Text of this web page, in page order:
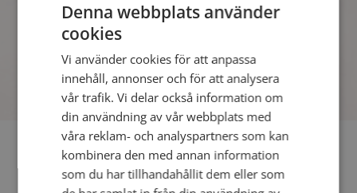
Mötesplatsen, sen kan du lära dig allt
Fler singlar
Fler singelkvinnor från Nyköping Ingela74 Girl86
Denna webbplats använder
cookies
Vi använder cookies för att anpassa
innehåll, annonser och för att analysera
vår trafik. Vi delar också information om
din användning av vår webbplats med
våra reklam- och analyspartners som kan
kombinera den med annan information
som du har tillhandahållit dem eller som